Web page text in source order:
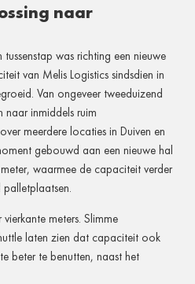
naar
was richting een nieuwe
van Melis Logistics sindsdien in
Van ongeveer tweeduizend
naar inmiddels ruim
meerdere locaties in Duiven en
gebouwd aan een nieuwe hal
waarmee de capaciteit verder
meters. Slimme
laten zien dat capaciteit ook
beter te benutten, naast het